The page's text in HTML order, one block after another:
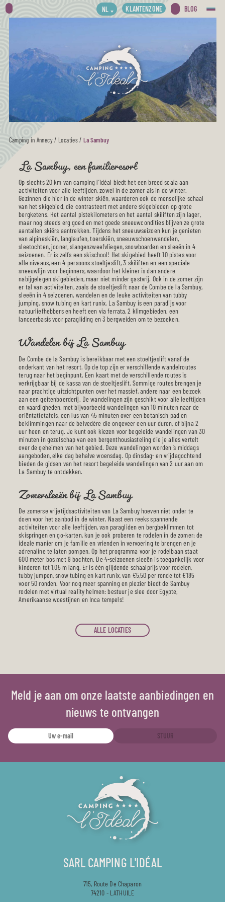
NL KLANTENZONE BLOG
Camping in Annecy/ Locaties/La Sambuy
La Sambuy, een familieresort
Op slechts 20 km van camping l’Idéal biedt het een breed scala aan
activiteiten voor alle leeftijden, zowel in de zomer als in de winter.
Gezinnen die hier in de winter skiën, waarderen ook de menselijke schaal
van het skigebied, die contrasteert met andere skigebieden op grote
bergketens. Het aantal pistekilometers en het aantal skiliften zijn lager,
maar nog steeds erg goed en met goede sneeuwcondities blijven ze grote
aantallen skiërs aantrekken. Tijdens het sneeuwseizoen kun je genieten
van alpineskiën, langlaufen, toerskiën, sneeuwschoenwandelen,
sleetochten, jooner, slangenzweefvliegen, snowboarden en sleeën in 4
seizoenen. Er is zelfs een skischool! Het skigebied heeft 10 pistes voor
alle niveaus, een 4-persoons stoeltjeslift, 3 skiliften en een speciale
sneeuwlijn voor beginners, waardoor het kleiner is dan andere
nabijgelegen skigebieden, maar niet minder gastvrij. Ook in de zomer zijn
er tal van activiteiten, zoals de stoeltjeslift naar de Combe de la Sambuy,
sleeën in 4 seizoenen, wandelen en de leuke activiteiten van tubby
jumping, snow tubing en kart runix. La Sambuy is een paradijs voor
natuurliefhebbers en heeft een via ferrata, 2 klimgebieden, een
lanceerbasis voor paragliding en 3 bergweiden om te bezoeken.
Wandelen bij La Sambuy
De Combe de la Sambuy is bereikbaar met een stoeltjeslift vanaf de
onderkant van het resort. Op de top zijn er verschillende wandelroutes
terug naar het beginpunt. Een kaart met de verschillende routes is
verkrijgbaar bij de kassa van de stoeltjeslift. Sommige routes brengen je
naar prachtige uitzichtpunten over het massief, andere naar een bezoek
aan een geitenboerderij. De wandelingen zijn geschikt voor alle leeftijden
en vaardigheden, met bijvoorbeeld wandelingen van 10 minuten naar de
oriëntatietafels, een lus van 45 minuten over een botanisch pad en
beklimmingen naar de belvedère die ongeveer een uur duren, of bijna 2
uur heen en terug. Je kunt ook kiezen voor begeleide wandelingen van 30
minuten in gezelschap van een bergenthousiasteling die je alles vertelt
over de geheimen van het gebied. Deze wandelingen worden ’s middags
aangeboden, elke dag behalve woensdag. Op dinsdag- en vrijdagochtend
bieden de gidsen van het resort begeleide wandelingen van 2 uur aan om
La Sambuy te ontdekken.
Zomersleeën bij La Sambuy
De zomerse vrijetijdsactiviteiten van La Sambuy hoeven niet onder te
doen voor het aanbod in de winter. Naast een reeks spannende
activiteiten voor alle leeftijden, van paragliden en bergbeklimmen tot
skispringen en go-karten, kun je ook proberen te rodelen in de zomer: de
ideale manier om je familie en vrienden in vervoering te brengen en je
adrenaline te laten pompen. Op het programma voor je rodelbaan staat
600 meter bos met 9 bochten. De 4-seizoenen sleeën is toegankelijk voor
kinderen tot 1,05 m lang. Er is één glijdende schaalprijs voor rodelen,
tubby jumpen, snow tubing en kart runix, van €5,50 per ronde tot €185
voor 50 ronden. Voor nog meer spanning en plezier biedt de Sambuy
rodelen met virtual reality helmen: bestuur je slee door Egypte,
Amerikaanse woestijnen en Inca tempels!
ALLE LOCATIES
Meld je aan om onze laatste aanbiedingen en
nieuws te ontvangen
STUUR
SARL CAMPING L'IDÉAL
715, Route De Chaparon
74210 - LATHUILE